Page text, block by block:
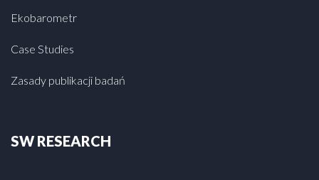
Ekobarometr
Case Studies
Zasady publikacji badań
SW RESEARCH